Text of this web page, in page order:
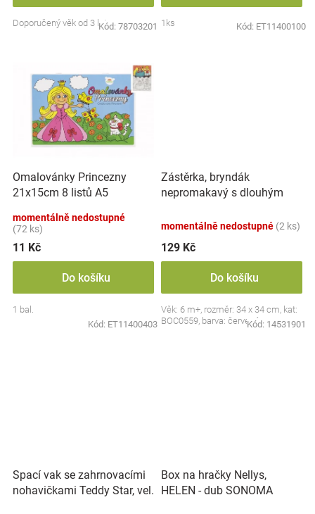
Doporučený věk od 3 letKód: 78703201 1ks Kód: ET11400100
Omalovánky Princezny
21x15cm 8 listů A5
momentálně nedostupné
(72 ks)
11 Kč
Do košíku
1 bal.
Kód: ET11400403
Zástěrka, bryndák
nepromakavý s dlouhým
momentálně nedostupné (2 ks)
129 Kč
Do košíku
Věk: 6 m+, rozměr: 34 x 34 cm, kat:
BOC0559, barva: červená
Kód: 14531901
Spací vak se zahrnovacími
nohavičkami Teddy Star, vel.
Box na hračky Nellys,
HELEN - dub SONOMA